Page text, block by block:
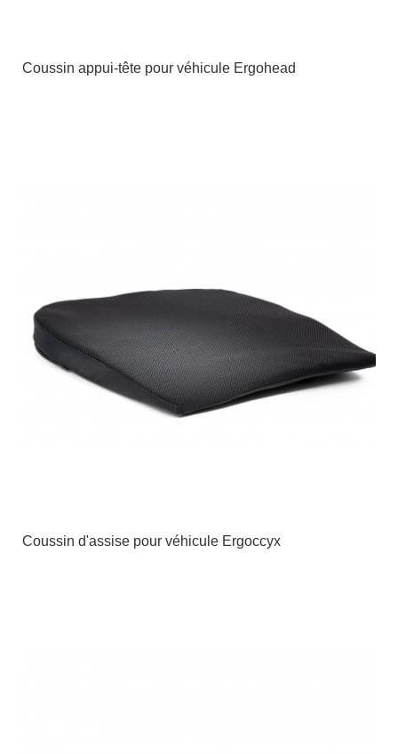
Coussin appui-tête pour véhicule Ergohead
Coussin d'assise pour véhicule Ergoccyx